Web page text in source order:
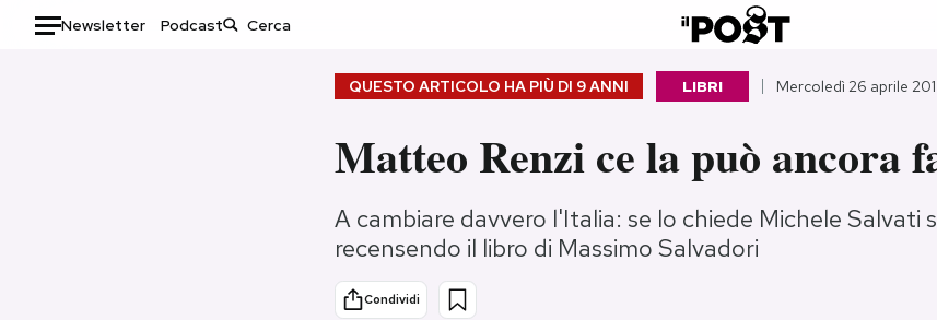
Newsletter Podcast
Consumismi
Ok Boomer!
QUESTO ARTICOLO HA PIÙ DI 9 ANNI LIBRI Mercoledì 26 aprile
Matteo Renzi ce la può ancora
A cambiare davvero l'Italia: se lo chiede Michele Salvati
recensendo il libro di Massimo Salvadori
Condividi